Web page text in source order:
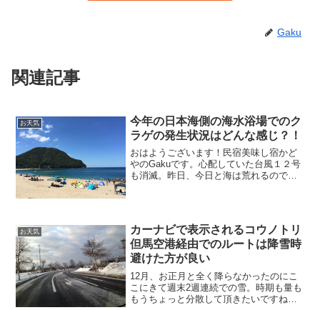
Gaku
関連記事
お天気
今年の日本海側の海水浴場でのク
ラゲの発生状況はどんな感じ？！
おはようございます！民宿美味し宿かど
やのGakuです。心配していた台風１２号
も消滅。昨日、今日と海は荒れるので
滅するとこん...
お天気
カーナビで表示されるコウノトリ
但馬空港経由でのルートは降雪時
避けた方が良い
12月、お正月と全く降らなかったのにこ
こにきて週末2週連続での雪。時期も量も
もうちょっと分散して頂きたいですねｆ